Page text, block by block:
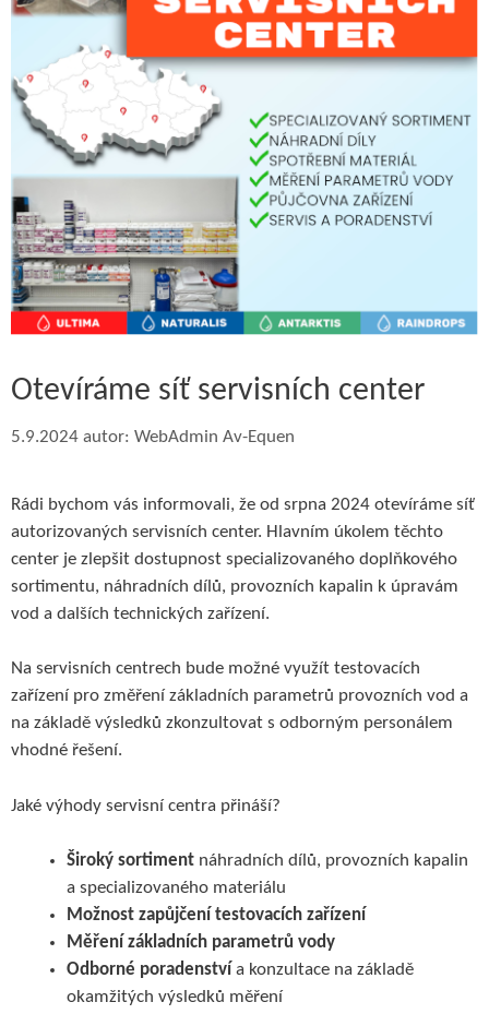
Otevíráme síť servisních center
5.9.2024 autor: WebAdmin Av-Equen
Rádi bychom vás informovali, že od srpna 2024 otevíráme síť
autorizovaných servisních center. Hlavním úkolem těchto
center je zlepšit dostupnost specializovaného doplňkového
sortimentu, náhradních dílů, provozních kapalin k úpravám
vod a dalších technických zařízení.
Na servisních centrech bude možné využít testovacích
zařízení pro změření základních parametrů provozních vod a
na základě výsledků zkonzultovat s odborným personálem
vhodné řešení.
Jaké výhody servisní centra přináší?
Široký sortiment náhradních dílů, provozních kapalin
a specializovaného materiálu
Možnost zapůjčení testovacích zařízení
Měření základních parametrů vody
Odborné poradenství a konzultace na základě
okamžitých výsledků měření